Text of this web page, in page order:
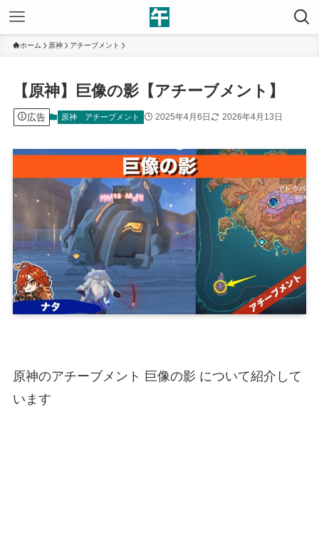
ホーム 原神 アチーブメント
【原神】巨像の影【アチーブメント】
広告 原神 アチーブメント 2025年4月6日 2026年4月13日
原神のアチーブメント 巨像の影 について紹介して
います